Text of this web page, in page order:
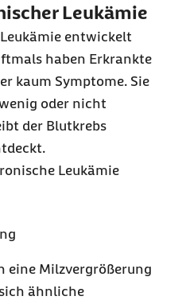
Leukämie
entwickelt
haben Erkrankte
kaum Symptome. Sie
oder nicht
der Blutkrebs
Leukämie
eine Milzvergrößerung
ähnliche